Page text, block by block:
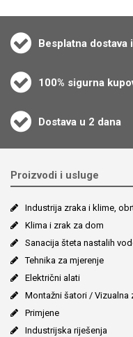
Besplatna dostava
100% sigurna
Dostava u 2 dana
Proizvodi i usluge
Industrija zraka i klime,
Klima i zrak za dom
Sanacija šteta nastalih
Tehnika za mjerenje
Električni alati
Montažni šatori / Vizualna
Primjene
Industrijska riješenja